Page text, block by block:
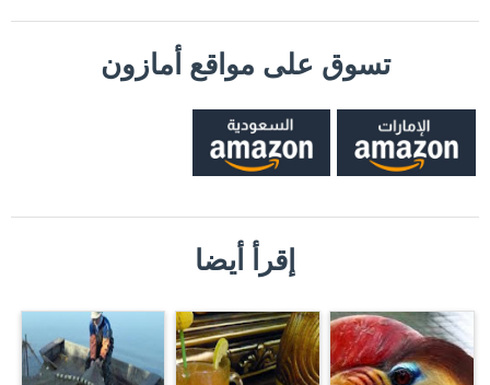
تسوق على مواقع أمازون
إقرأ أيضا